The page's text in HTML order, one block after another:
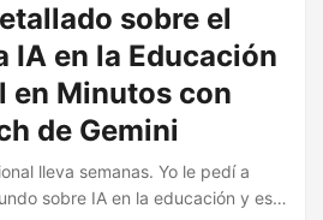
sobre el
IA en la Educación
en Minutos con
de Gemini
lleva semanas. Yo le pedí a
sobre IA en la educación y esto